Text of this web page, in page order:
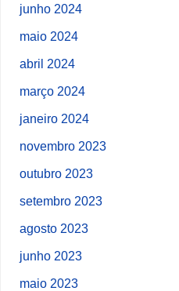
junho 2024
maio 2024
abril 2024
março 2024
janeiro 2024
novembro 2023
outubro 2023
setembro 2023
agosto 2023
junho 2023
maio 2023